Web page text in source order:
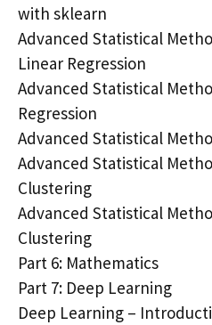
with sklearn
Advanced Statistical
Linear Regression
Advanced Statistical
Regression
Advanced Statistical
Advanced Statistical
Clustering
Advanced Statistical
Clustering
Part 6: Mathematics
Part 7: Deep Learning
Deep Learning –